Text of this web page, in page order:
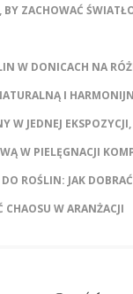
BY ZACHOWAĆ
W DONICACH NA
I
W JEDNEJ
W PIELĘGNACJI
ROŚLIN: JAK
W ARANŻACJI